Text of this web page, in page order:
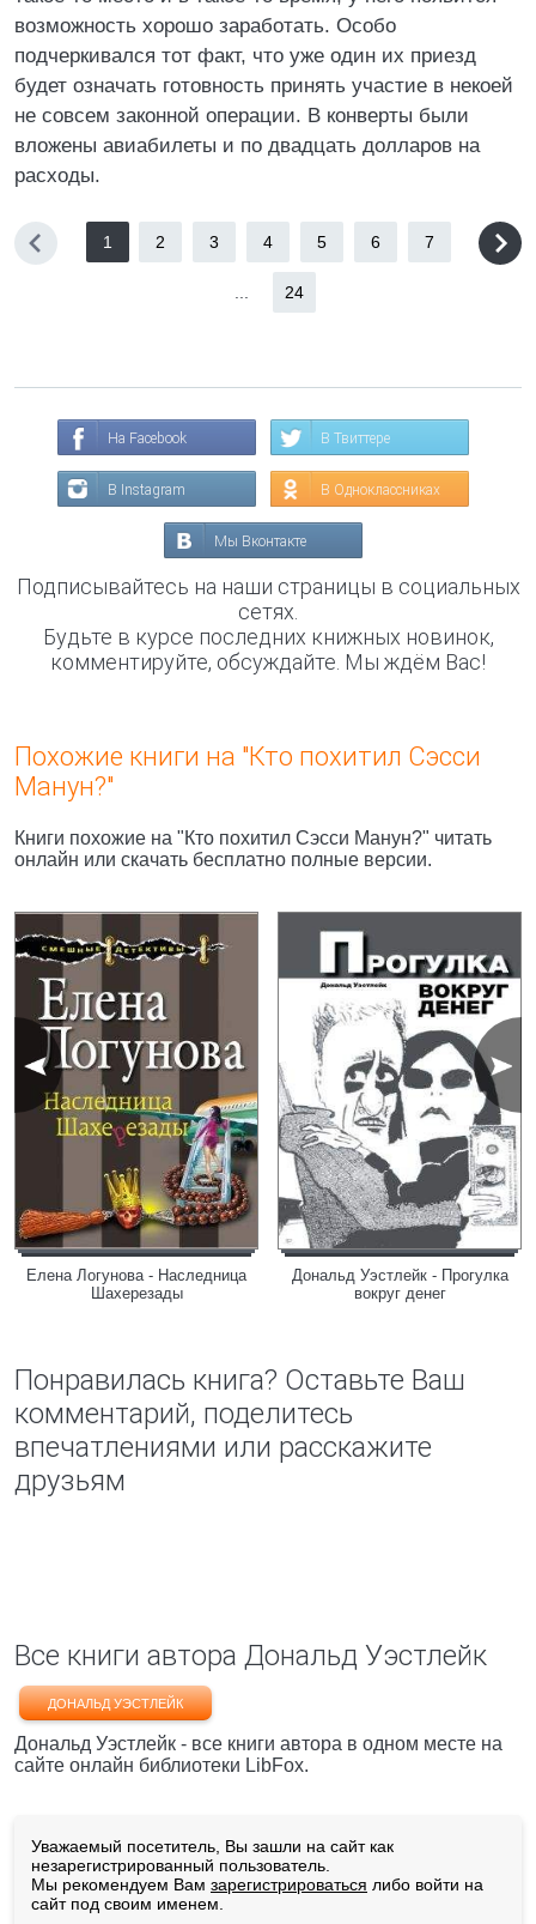
возможность хорошо заработать. Особо
подчеркивался тот факт, что уже один их приезд
будет означать готовность принять участие в некоей
не совсем законной операции. В конверты были
вложены авиабилеты и по двадцать долларов на
расходы.
1 2 3 4 5 6 7
24
На Facebook В Твиттере
В Instagram В Одноклассниках
Мы Вконтакте
Подписывайтесь на наши страницы в социальных
сетях.
Будьте в курсе последних книжных новинок,
комментируйте, обсуждайте. Мы ждём Вас!
Похожие книги на "Кто похитил Сэсси
Манун?"
Книги похожие на "Кто похитил Сэсси Манун?" читать
онлайн или скачать бесплатно полные версии.
Елена Логунова - Наследница
Шахерезады
Дональд Уэстлейк - Прогулка
вокруг денег
Понравилась книга? Оставьте Ваш
комментарий, поделитесь
впечатлениями или расскажите
друзьям
Все книги автора Дональд Уэстлейк
ДОНАЛЬД УЭСТЛЕЙК
Дональд Уэстлейк - все книги автора в одном месте на
сайте онлайн библиотеки LibFox.
Уважаемый посетитель, Вы зашли на сайт как
незарегистрированный пользователь.
Мы рекомендуем Вам зарегистрироваться либо войти на
сайт под своим именем.